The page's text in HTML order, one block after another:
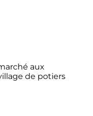
aux
de potiers